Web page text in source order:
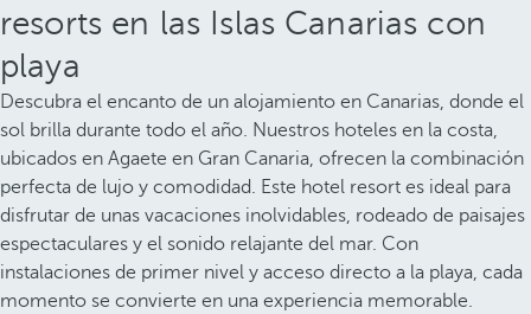
resorts en las Islas Canarias con
playa
Descubra el encanto de un alojamiento en Canarias, donde el
sol brilla durante todo el año. Nuestros hoteles en la costa,
ubicados en Agaete en Gran Canaria, ofrecen la combinación
perfecta de lujo y comodidad. Este hotel resort es ideal para
disfrutar de unas vacaciones inolvidables, rodeado de paisajes
espectaculares y el sonido relajante del mar. Con
instalaciones de primer nivel y acceso directo a la playa, cada
momento se convierte en una experiencia memorable.